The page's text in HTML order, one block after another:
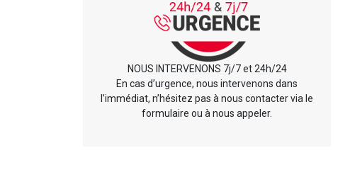
NOUS INTERVENONS 7j/7 et 24h/24
En cas d’urgence, nous intervenons dans
l’immédiat, n’hésitez pas à nous contacter via le
formulaire ou à nous appeler.